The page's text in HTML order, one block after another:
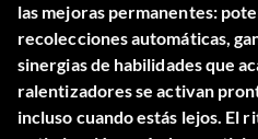
las mejoras permanentes:
recolecciones automáticas,
sinergias de habilidades que
ralentizadores se activan
incluso cuando estás lejos. El